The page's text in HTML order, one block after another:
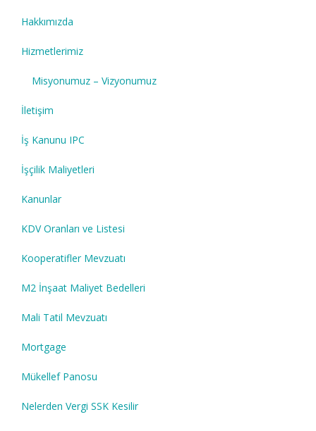
Hakkımızda
Hizmetlerimiz
Misyonumuz – Vizyonumuz
İletişim
İş Kanunu IPC
İşçilik Maliyetleri
Kanunlar
KDV Oranları ve Listesi
Kooperatifler Mevzuatı
M2 İnşaat Maliyet Bedelleri
Mali Tatil Mevzuatı
Mortgage
Mükellef Panosu
Nelerden Vergi SSK Kesilir